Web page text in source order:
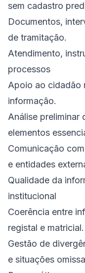
sem cadastro
Documentos,
de tramitação.
Atendimento,
processos
Apoio ao cidadão
informação.
Análise preliminar
elementos
Comunicação
e entidades
Qualidade da
institucional
Coerência entre
registal e matricial.
Gestão de
e situações